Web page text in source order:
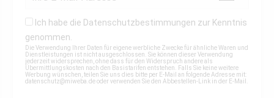
Ich habe die Datenschutzbestimmungen zur Kenntnis
genommen.
Die Verwendung Ihrer Daten für eigene werbliche Zwecke für ähnliche Waren und
Dienstleistungen ist nicht ausgeschlossen. Sie können dieser Verwendung
jederzeit widersprechen, ohne dass für den Widerspruch andere als
Übermittlungskosten nach den Basistarifen entstehen. Falls Sie keine weitere
Werbung wünschen, teilen Sie uns dies bitte per E-Mail an folgende Adresse mit:
datenschutz@miweba.deoder verwenden Sie den Abbestellen-Link in der E-Mail.